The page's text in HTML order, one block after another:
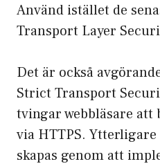
Använd istället de
Transport Layer
Det är också
Strict Transport
tvingar webbläsare att
via HTTPS.
skapas genom att